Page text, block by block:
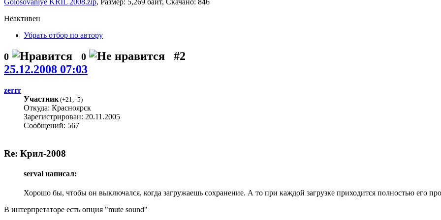
Golosovaniye KRIL 2008.zip, Размер: 5,269 байт, Скачано: 846
Неактивен
Убрать отбор по автору
0 0
#2
25.12.2008 07:03
zerrr
Участник(+21, -5)
Откуда: Красноярск
Зарегистрирован: 20.11.2005
Сообщений: 567
Re: Крил-2008
serval написал:
Хорошо бы, чтобы он выключался, когда загружаешь сохранение. А то при каждой загрузке приходится полностью его
В интерпретаторе есть опция "mute sound"